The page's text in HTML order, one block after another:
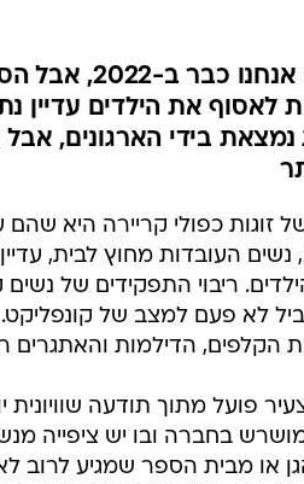
מיוחד ליום
את הילדים עדיין
נמצאת בידי הארגונים,
כפולי קריירה היא שהם
נשים העובדות מחוץ לבית,
ריבוי התפקידים של
לא פעם למצב של
הקלפים, הדילמות והאתגרים
פועל מתוך תודעה שוויונית
בחברה ובו יש ציפייה
או מבית הספר שמגיע לרוב